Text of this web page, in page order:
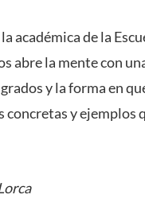
académica de la
abre la mente con
y la forma en
concretas y ejemplos